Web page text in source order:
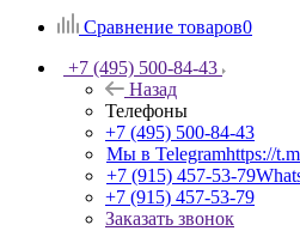
Сравнение товаров0
+7 (495) 500-84-43
Назад
Телефоны
+7 (495) 500-84-43
Мы в Telegramhttps://
+7 (915) 457-53-79
+7 (915) 457-53-79
Заказать звонок